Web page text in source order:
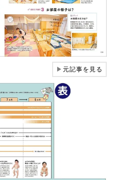
▶元記事を見る